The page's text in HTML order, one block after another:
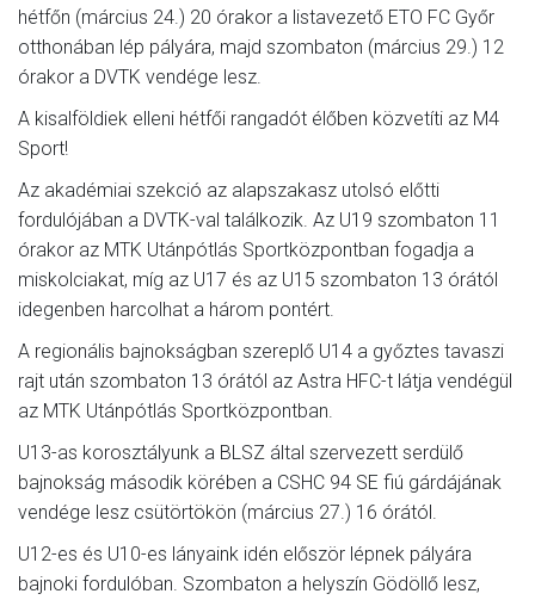
hétfőn (március 24.) 20 órakor a listavezető ETO FC Győr
otthonában lép pályára, majd szombaton (március 29.) 12
órakor a DVTK vendége lesz.
A kisalföldiek elleni hétfői rangadót élőben közvetíti az M4
Sport!
Az akadémiai szekció az alapszakasz utolsó előtti
fordulójában a DVTK-val találkozik. Az U19 szombaton 11
órakor az MTK Utánpótlás Sportközpontban fogadja a
miskolciakat, míg az U17 és az U15 szombaton 13 órától
idegenben harcolhat a három pontért.
A regionális bajnokságban szereplő U14 a győztes tavaszi
rajt után szombaton 13 órától az Astra HFC-t látja vendégül
az MTK Utánpótlás Sportközpontban.
U13-as korosztályunk a BLSZ által szervezett serdülő
bajnokság második körében a CSHC 94 SE fiú gárdájának
vendége lesz csütörtökön (március 27.) 16 órától.
U12-es és U10-es lányaink idén először lépnek pályára
bajnoki fordulóban. Szombaton a helyszín Gödöllő lesz,